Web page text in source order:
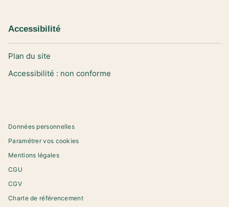
Accessibilité
Plan du site
Accessibilité : non conforme
Données personnelles
Paramétrer vos cookies
Mentions légales
CGU
CGV
Charte de référencement